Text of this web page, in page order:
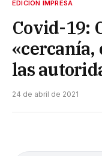
EDICIÓN IMPRESA
Covid-19:
«cercanía,
las
24 de abril de 2021